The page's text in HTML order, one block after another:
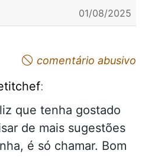
01/08/2025
appreciate
comentário abusivo
:
que tenha gostado
de mais sugestões
é só chamar. Bom